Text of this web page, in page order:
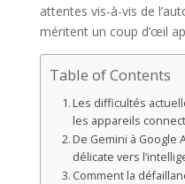
attentes vis-à-vis de
méritent un coup d’œil
Table of Contents
Les difficultés
les appareils
De Gemini à Google
délicate vers
Comment la